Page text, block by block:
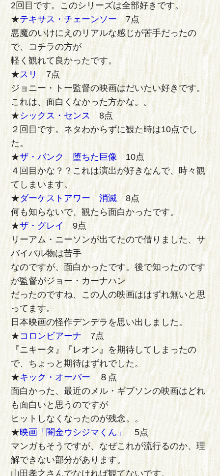
2回目です。このシリーズは全部好きです。
★テキサス・チェーンソー7点
悪魔のいけにえのリアルな感じが苦手だったの
で、コチラの方が
軽く観れて良かったです。
★スリ7点
ジョニー・トー監督の映画はだいたい好きです。
これは、面白くなかった方かな。。
★シックス・センス8点
２回目です。ネタわからずに観た時は10点でし
た。
★ザ・バンク 堕ちた巨像10点
４回目かな？？これは演出が好きなんで、時々観
てしまいます。
★ダーケストアワー 消滅8点
何も知らないで、観たら面白かったです。
★ザ・グレイ9点
リーアム・ニーソンが出てたので借りました、サ
バイバル物は苦手
なのですが、面白かったです。後で知ったのです
が監督がジョー・カーナハン
だったのですね、この人の映画ははずれ無いと思
ってます。
日本映画の怪作デンデラを思い出しました。
★コロンビアーナ7点
『ニキータ』『レオン』を期待してしまったの
で、ちょっと期待はずれでした。
★キック・オーバー８点
面白かった、最近のメル・ギブソンの映画はどれ
も面白いと思うのですが
ヒットしなくなったのが残念。。
★映画「闇金ウシジマくん」5点
マンガもそうですが、なぜこれが流行るのか、理
解できない部分があります。
山田孝之さんでなければ観てないです。